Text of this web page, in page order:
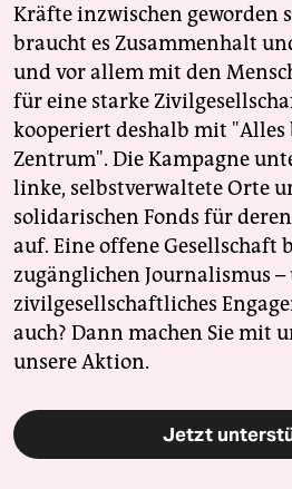
Kräfte inzwischen geworden
braucht es Zusammenhalt
und vor allem mit den
für eine starke
kooperiert deshalb mit
Zentrum". Die Kampagne
linke, selbstverwaltete Orte
solidarischen Fonds für
auf. Eine offene Gesellschaft
zugänglichen Journalismus –
zivilgesellschaftliches
auch? Dann machen Sie mit
unsere Aktion.
Jetzt